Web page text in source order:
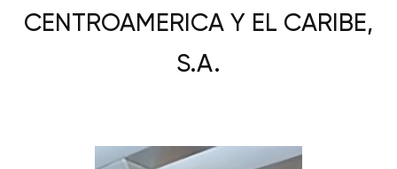
CENTROAMERICA Y EL CARIBE,
S.A.